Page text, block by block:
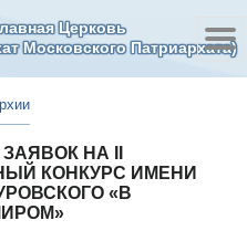
Церковь
Московского Патриархата)
НА II
КОНКУРС ИМЕНИ
«В